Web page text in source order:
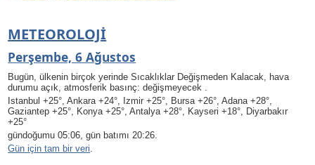
METEOROLOJI
Perşembe, 6 Ağustos
Bugün, ülkenin birçok yerinde Sıcaklıklar Değişmeden Kalacak, hava
durumu açık, atmosferik basınç: değişmeyecek .
Istanbul +25°, Ankara +24°, Izmir +25°, Bursa +26°, Adana +28°,
Gaziantep +25°, Konya +25°, Antalya +28°, Kayseri +18°, Diyarbakır
+25°
gündoğumu 05:06, gün batımı 20:26.
Gün için tam bir veri.